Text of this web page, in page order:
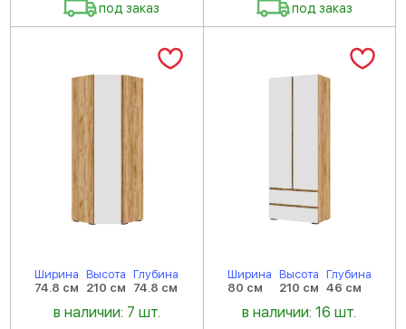
под заказ под заказ
Ширина
74.8 см
Высота
210 см
Глубина
74.8 см
в наличии: 7 шт.
Ширина
80 см
Высота
210 см
Глубина
46 см
в наличии: 16 шт.